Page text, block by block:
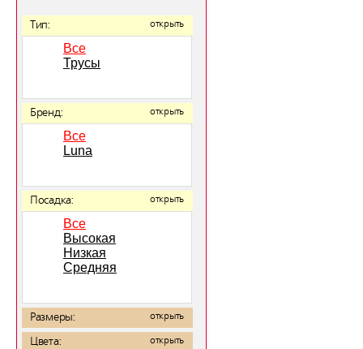
Тип: открыть
Все
Трусы
Бренд: открыть
Все
Luna
Посадка: открыть
Все
Высокая
Низкая
Средняя
Размеры: открыть
Цвета: открыть